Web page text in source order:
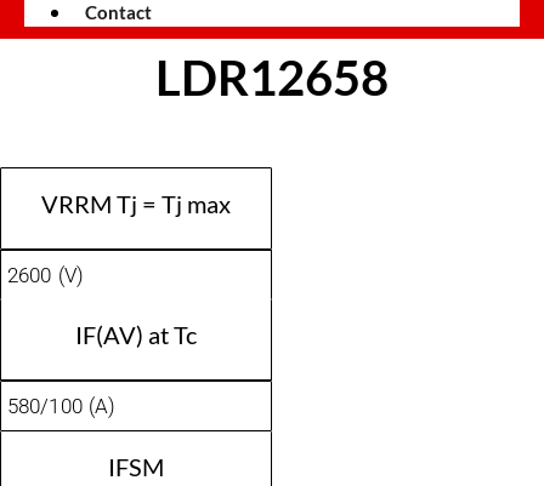
Contact
LDR12658
VRRM Tj = Tj max
2600 (V)
IF(AV) at Tc
580/100 (A)
IFSM